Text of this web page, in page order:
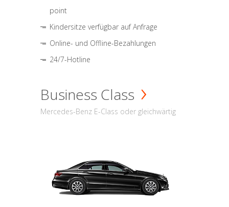
point
Kindersitze verfügbar auf Anfrage
Online- und Offline-Bezahlungen
24/7-Hotline
Business Class
Mercedes-Benz E-Class oder gleichwärtig